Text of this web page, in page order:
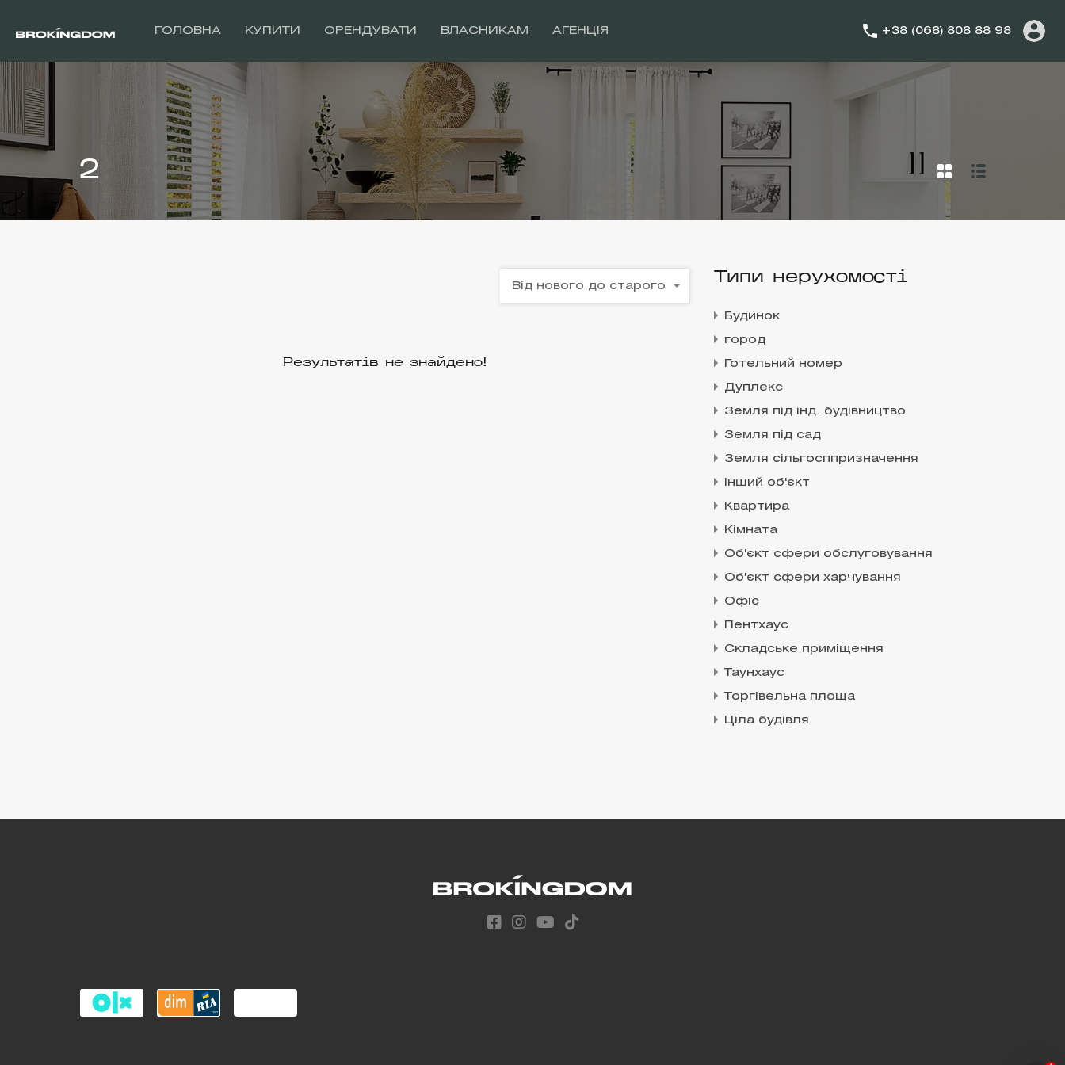
ГОЛОВНА КУПИТИ ОРЕНДУВАТИ ВЛАСНИКАМ АГЕНЦІЯ +38 (068) 808 88 98
2
Від нового до старого
Результатів не знайдено!
Типи нерухомості
Будинок
город
Готельний номер
Дуплекс
Земля під інд. будівництво
Земля під сад
Земля сільгосппризначення
Інший об'єкт
Квартира
Кімната
Об'єкт сфери обслуговування
Об'єкт сфери харчування
Офіс
Пентхаус
Складське приміщення
Таунхаус
Торгівельна площа
Ціла будівля